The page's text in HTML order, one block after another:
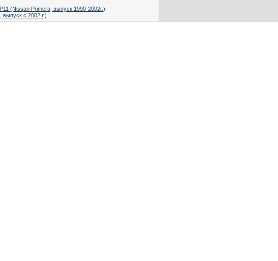
(Nissan Primera, выпуск 1990-2002г.)
выпуск с 2002 г.)